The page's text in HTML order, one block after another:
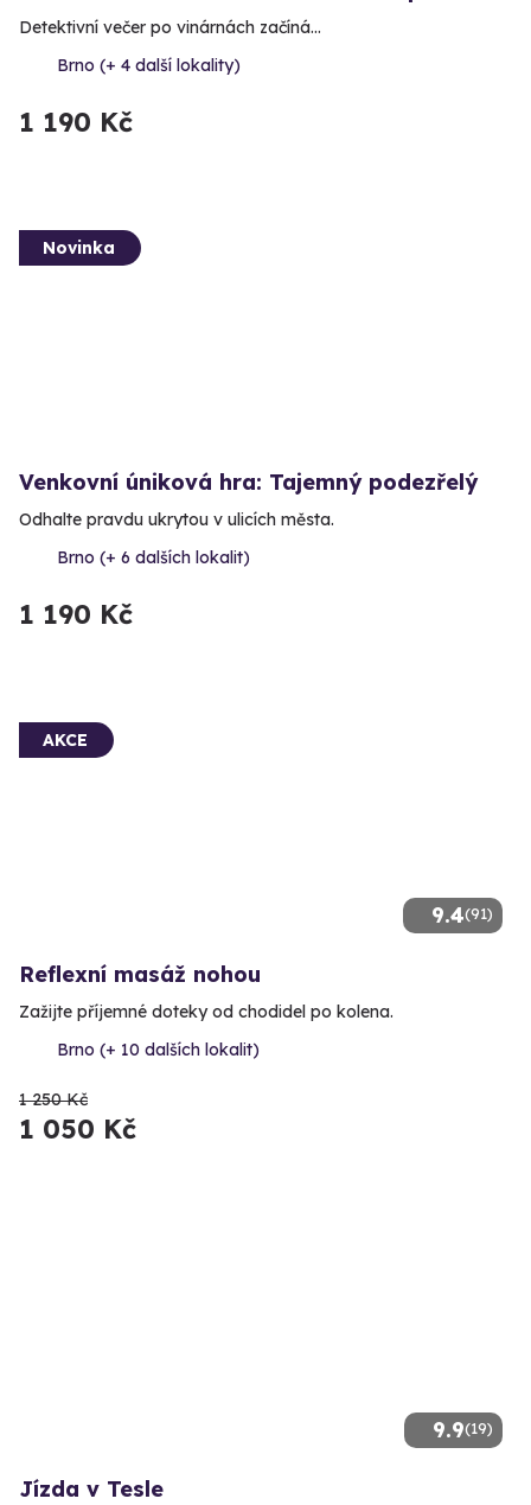
Detektivní večer po vinárnách začíná…
Brno (+ 4 další lokality)
1 190 Kč
Novinka
Venkovní úniková hra: Tajemný podezřelý
Odhalte pravdu ukrytou v ulicích města.
Brno (+ 6 dalších lokalit)
1 190 Kč
9.4(91)
AKCE
Reflexní masáž nohou
Zažijte příjemné doteky od chodidel po kolena.
Brno (+ 10 dalších lokalit)
1 250 Kč
1 050 Kč
9.9(19)
Jízda v Tesle